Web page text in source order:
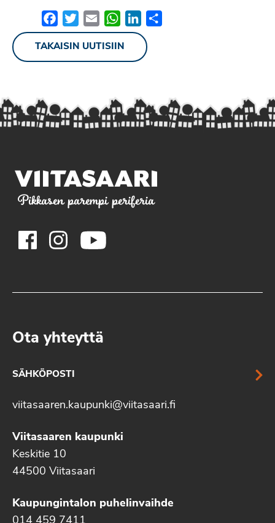
FacebookTwitterEmail WhatsApp
LinkedIn
TAKAISIN UUTISIIN
Pikkasen parempi periferia
Ota yhteyttä
SÄHKÖPOSTI
viitasaaren.kaupunki@viitasaari.fi
Viitasaaren kaupunki
Keskitie 10
44500 Viitasaari
Kaupungintalon puhelinvaihde
014 459 7411